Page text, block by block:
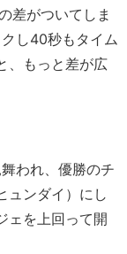
差がついてしま
し40秒もタイム
、もっと差が広
われ、優勝のチ
ュンダイ）にし
ェを上回って開